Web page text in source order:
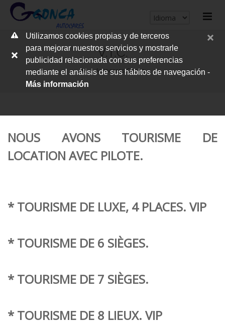
cerrar
Utilizamos cookies propias y de terceros
para mejorar nuestros servicios y mostrarle
publicidad relacionada con sus preferencias
mediante el análisis de sus hábitos de navegación -
Más información
V.T.C.
Autocares Gonca
NOUS AVONS TOURISME DE
LOCATION AVEC PILOTE.
* TOURISME DE LUXE, 4 PLACES. VIP
* TOURISME DE 6 SIÈGES.
* TOURISME DE 7 SIÈGES.
* TOURISME DE 8 LIEUX. VIP